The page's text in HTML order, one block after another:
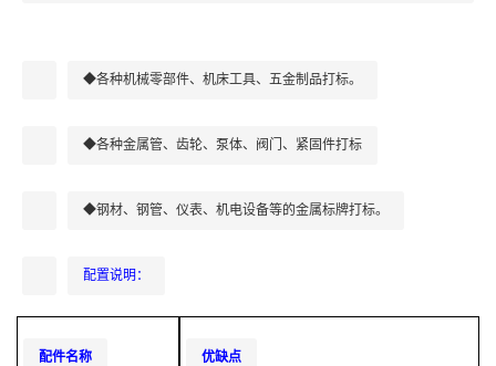
◆各种机械零部件、机床工具、五金制品打标。
◆各种金属管、齿轮、泵体、阀门、紧固件打标
◆钢材、钢管、仪表、机电设备等的金属标牌打标。
配置说明：
配件名称 优缺点